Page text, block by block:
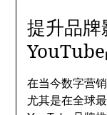
提升品牌
在当今数字营
尤其是在全球